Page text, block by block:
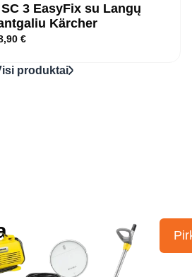
3 EasyFix su Langų
Kärcher
€
produktai